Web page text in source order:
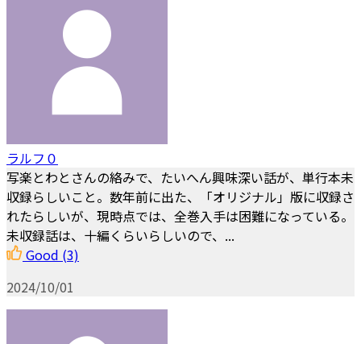
ラルフ０
写楽とわとさんの絡みで、たいへん興味深い話が、単行本未
収録らしいこと。数年前に出た、「オリジナル」版に収録さ
れたらしいが、現時点では、全巻入手は困難になっている。
未収録話は、十編くらいらしいので、...
Good (3)
2024/10/01